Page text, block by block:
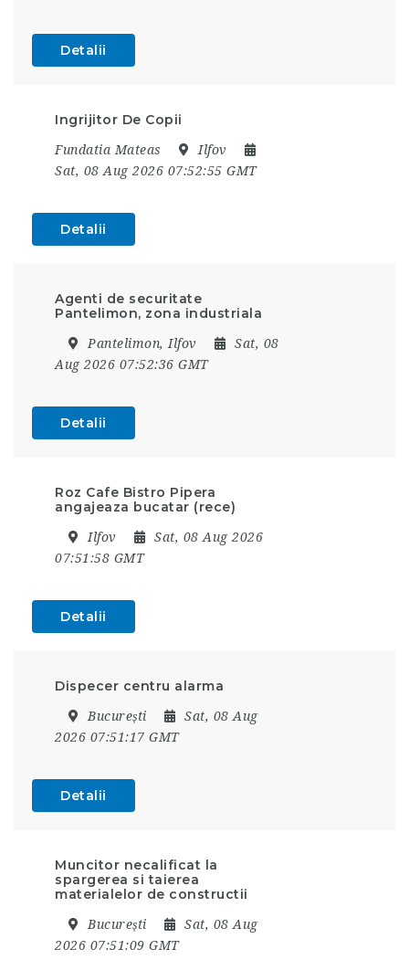
Detalii
Ingrijitor De Copii
Fundatia Mateas
Ilfov
Sat, 08 Aug 2026 07:52:55 GMT
Detalii
Agenti de securitate
Pantelimon, zona industriala
Pantelimon, Ilfov
Sat, 08
Aug 2026 07:52:36 GMT
Detalii
Roz Cafe Bistro Pipera
angajeaza bucatar (rece)
Ilfov
Sat, 08 Aug 2026
07:51:58 GMT
Detalii
Dispecer centru alarma
București
Sat, 08 Aug
2026 07:51:17 GMT
Detalii
Muncitor necalificat la
spargerea si taierea
materialelor de constructii
București
Sat, 08 Aug
2026 07:51:09 GMT